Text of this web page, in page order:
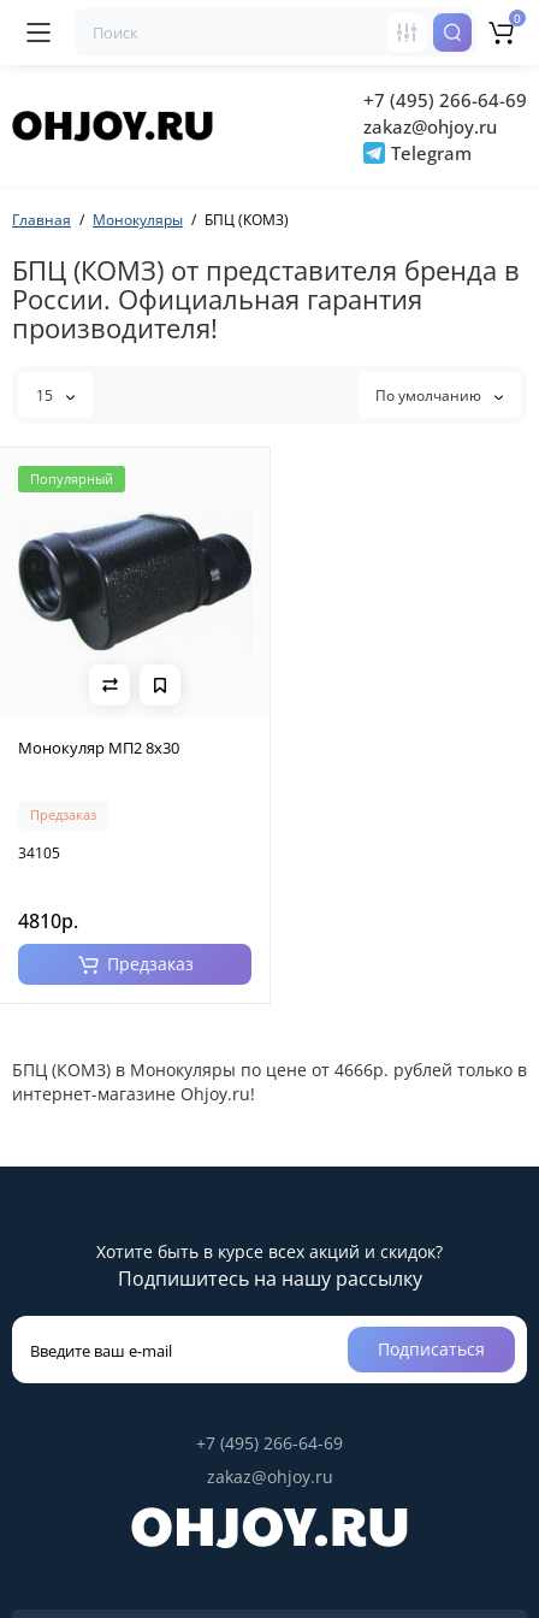
+7 (495) 266-64-69
zakaz@ohjoy.ru
Telegram
0
Главная Монокуляры БПЦ (КОМЗ)
БПЦ (КОМЗ) от представителя бренда в
России. Официальная гарантия
производителя!
15 По умолчанию
Популярный
Монокуляр МП2 8х30
Предзаказ
34105
4810р.
Предзаказ
БПЦ (КОМЗ) в Монокуляры по цене от 4666р. рублей только в
интернет-магазине Ohjoy.ru!
Хотите быть в курсе всех акций и скидок?
Подпишитесь на нашу рассылку
Подписаться
+7 (495) 266-64-69
zakaz@ohjoy.ru